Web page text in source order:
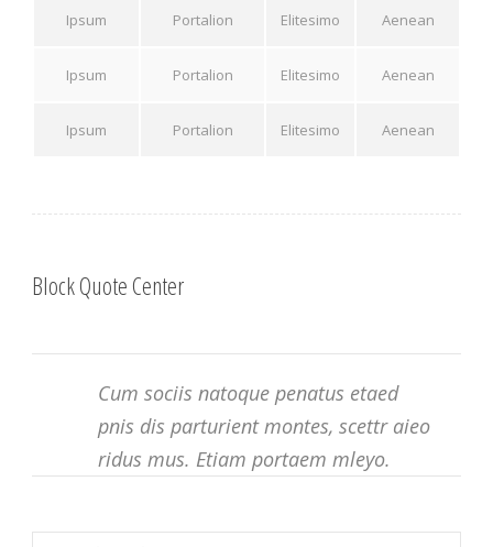
Ipsum Portalion Elitesimo Aenean
Ipsum Portalion Elitesimo Aenean
Ipsum Portalion Elitesimo Aenean
Block Quote Center
Cum sociis natoque penatus etaed
pnis dis parturient montes, scettr aieo
ridus mus. Etiam portaem mleyo.